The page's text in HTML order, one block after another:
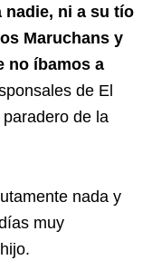
nadie, ni a su tío
Maruchans y
no íbamos a
de El
de la
nada y
muy